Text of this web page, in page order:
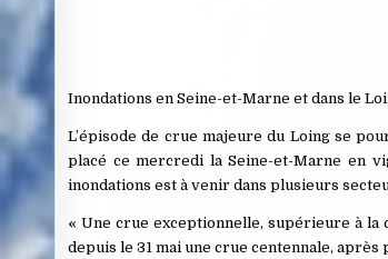
Inondations en Seine-et-Marne et dans le
L’épisode de crue majeure du Loing se
placé ce mercredi la Seine-et-Marne en
inondations est à venir dans plusieurs
« Une crue exceptionnelle, supérieure à la
depuis le 31 mai une crue centennale,